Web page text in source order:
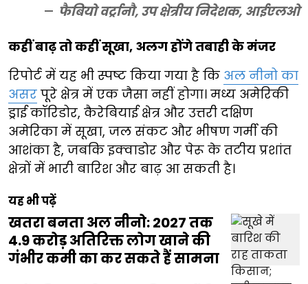
फैबियो वर्ट्रानौ, उप क्षेत्रीय निदेशक, आईएलओ
कहीं बाढ़ तो कहीं सूखा, अलग होंगे तबाही के मंजर
रिपोर्ट में यह भी स्पष्ट किया गया है कि अल नीनो का
असर पूरे क्षेत्र में एक जैसा नहीं होगा। मध्य अमेरिकी
ड्राई कॉरिडोर, कैरेबियाई क्षेत्र और उत्तरी दक्षिण
अमेरिका में सूखा, जल संकट और भीषण गर्मी की
आशंका है, जबकि इक्वाडोर और पेरू के तटीय प्रशांत
क्षेत्रों में भारी बारिश और बाढ़ आ सकती है।
यह भी पढ़ें
खतरा बनता अल नीनो: 2027 तक
4.9 करोड़ अतिरिक्त लोग खाने की
गंभीर कमी का कर सकते हैं सामना